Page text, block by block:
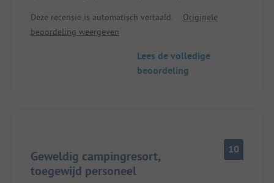
Een verblijf meer dan waard, de hele camping is
zeer goed georganiseerd.
drinken is erg goed. Het serviceteam is vriendelijk
Deze recensie is automatisch vertaald.
Originele
beoordeling weergeven
Lees de volledige
beoordeling
Geweldig campingresort,
toegewijd personeel
10